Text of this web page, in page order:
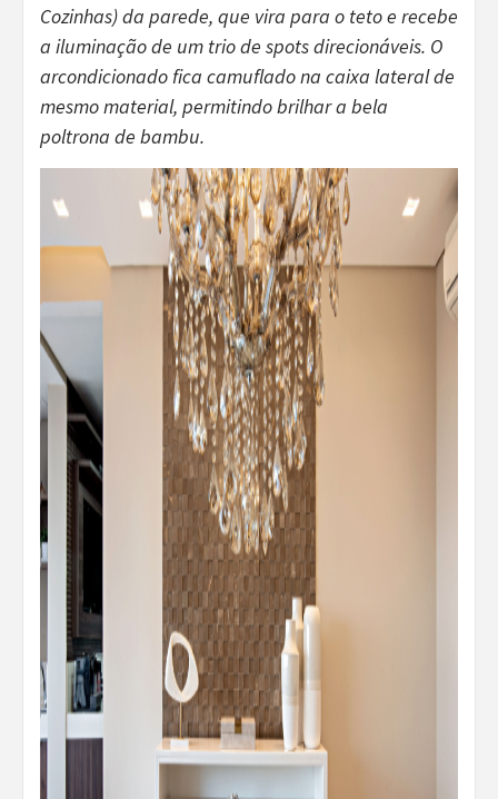
Cozinhas) da parede, que vira para o teto e recebe
a iluminação de um trio de spots direcionáveis. O
arcondicionado fica camuflado na caixa lateral de
mesmo material, permitindo brilhar a bela
poltrona de bambu.